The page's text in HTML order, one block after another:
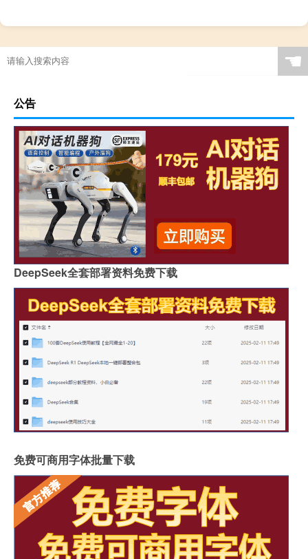
☚
公告
DeepSeek全套部署资料免费下载
免费可商用字体批量下载